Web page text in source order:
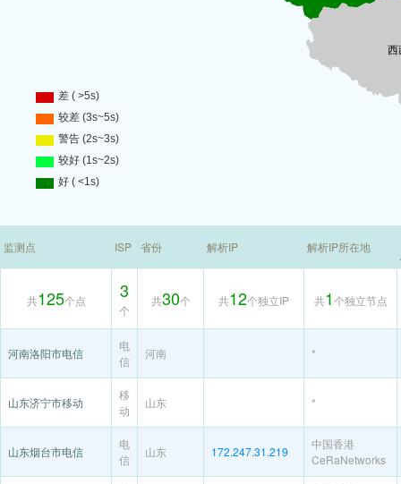
监测点 ISP 省份 解析IP 解析IP所在地
共125个点 3
个
共30个 共12个独立IP 共1个独立节点
河南洛阳市电信
电
信
河南 *
山东济宁市移动
移
动
山东 *
山东烟台市电信
电
信
山东 172.247.31.219
中国香港
CeRaNetworks